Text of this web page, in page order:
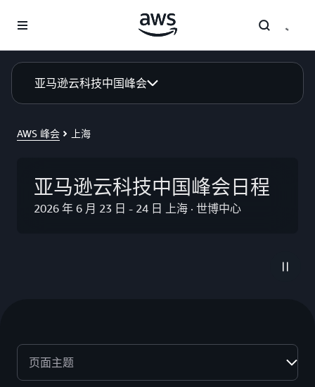
亚马逊云科技中国峰会
AWS 峰会 上海
亚马逊云科技中国峰会日程
2026 年 6 月 23 日 - 24 日 上海 · 世博中心
页面主题